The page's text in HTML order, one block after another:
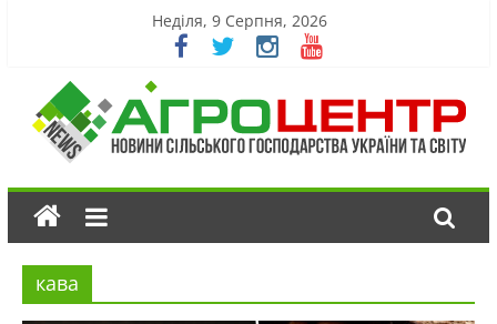
Неділя, 9 Серпня, 2026
кава